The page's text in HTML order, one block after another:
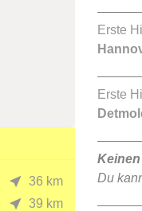
36 km
39 km
Erste
Erste
Du